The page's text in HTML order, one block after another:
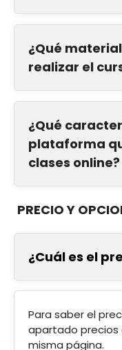
¿Qué
realizar el
¿Qué
plataforma
clases online?
PRECIO Y
¿Cuál es el
Para saber el
apartado precios
misma página.